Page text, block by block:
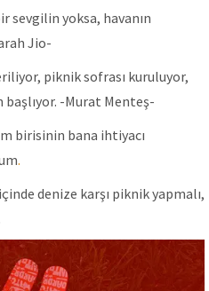
sevgilin yoksa, havanın
Jio-
piknik sofrası kuruluyor,
-Murat Menteş-
birisinin bana ihtiyacı
.
denize karşı piknik yapmalı,